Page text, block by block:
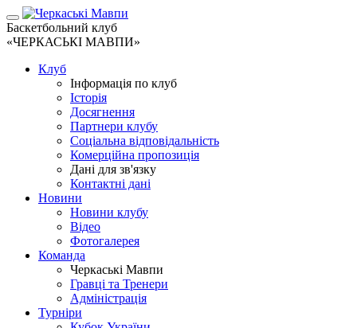
Баскетбольний клуб
«ЧЕРКАСЬКІ МАВПИ»
Клуб
Інформація по клуб
Історія
Досягнення
Партнери клубу
Соціальна відповідальність
Комерційна пропозиція
Дані для зв'язку
Контактні дані
Новини
Новини клубу
Відео
Фотогалерея
Команда
Черкаські Мавпи
Гравці та Тренери
Адміністрація
Турніри